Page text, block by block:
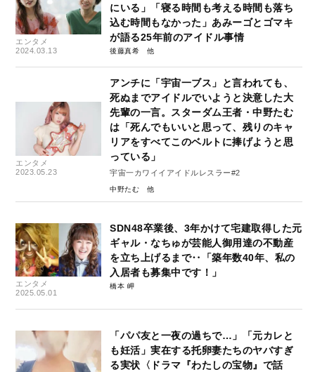
エンタメ
2024.03.13
にいる」「寝る時間も考える時間も落ち
込む時間もなかった」あみーゴとゴマキ
が語る25年前のアイドル事情
後藤真希
エンタメ
2023.05.23
アンチに「宇宙一ブス」と言われても、
死ぬまでアイドルでいようと決意した大
先輩の一言。スターダム王者・中野たむ
は「死んでもいいと思って、残りのキャ
リアをすべてこのベルトに捧げようと思
っている」
宇宙一カワイイアイドルレスラー#2
中野たむ
エンタメ
2025.05.01
SDN48卒業後、3年かけて宅建取得した元
ギャル・なちゅが芸能人御用達の不動産
を立ち上げるまで‥「築年数40年、私の
入居者も募集中です！」
橋本 岬
「パパ友と一夜の過ちで…」「元カレと
も妊活」実在する托卵妻たちのヤバすぎ
る実状〈ドラマ『わたしの宝物』で話